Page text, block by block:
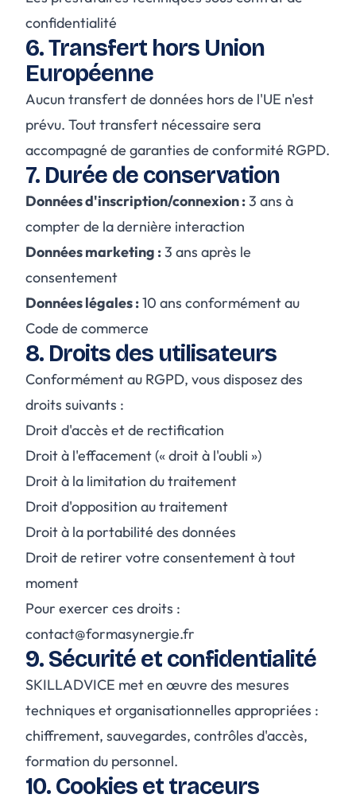
confidentialité
6. Transfert hors Union
Européenne
Aucun transfert de données hors de l'UE n'est
prévu. Tout transfert nécessaire sera
accompagné de garanties de conformité RGPD.
7. Durée de conservation
Données d'inscription/connexion :3 ans à
compter de la dernière interaction
Données marketing :3 ans après le
consentement
Données légales :10 ans conformément au
Code de commerce
8. Droits des utilisateurs
Conformément au RGPD, vous disposez des
droits suivants :
Droit d'accès et de rectification
Droit à l'effacement (« droit à l'oubli »)
Droit à la limitation du traitement
Droit d'opposition au traitement
Droit à la portabilité des données
Droit de retirer votre consentement à tout
moment
Pour exercer ces droits :
contact@formasynergie.fr
9. Sécurité et confidentialité
SKILLADVICE met en œuvre des mesures
techniques et organisationnelles appropriées :
chiffrement, sauvegardes, contrôles d'accès,
formation du personnel.
10. Cookies et traceurs